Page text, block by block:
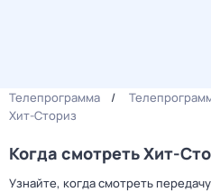
Телепрограмма
Хит-Сториз
Когда смотреть Хит-
Узнайте, когда смотреть